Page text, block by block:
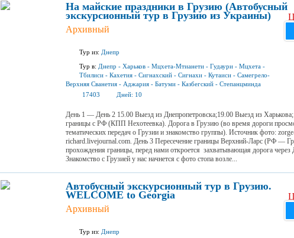
На майские праздники в Грузию (Автобусный
экскурсионный тур в Грузию из Украины)
Архивный
Тур из: Днепр
Тур в: Днепр - Харьков - Мцхета-Мтианети - Гудаури - Мцхета -
Тбилиси - Кахетия - Сигнахский - Сигнахи - Кутаиси - Самегрело-
Верхняя Сванетия - Аджария - Батуми - Казбегский - Степанцминда
17403
Дней: 10
День 1 — День 2 15.00 Выезд из Днепропетровска;19.00 Выезд из
границы с РФ (КПП Нехотеевка). Дорога в Грузию (во время дороги
тематических передач о Грузии и знакомство группы). Источник фото:
richard.livejournal.com. День 3 Пересечение границы Верхний-Ларс (РФ —
прохождения границы, перед нами откроется захватывающая дорога через
Знакомство с Грузией у нас начнется с фото стопа возле...
Автобусный экскурсионный тур в Грузию.
WELCOME to Georgia
Архивный
Тур из: Днепр